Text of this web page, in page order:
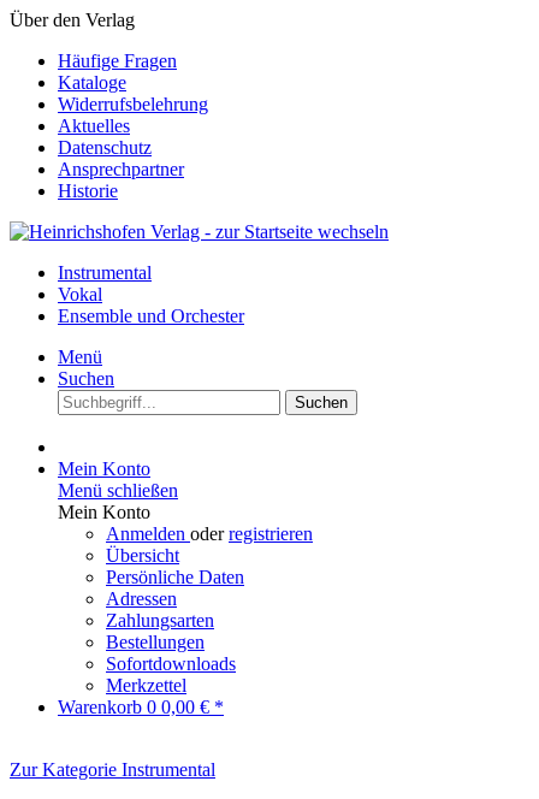
Über den Verlag
Häufige Fragen
Kataloge
Widerrufsbelehrung
Aktuelles
Datenschutz
Ansprechpartner
Historie
Instrumental
Vokal
Ensemble und Orchester
Menü
Suchen
Suchen
Mein Konto
Menü schließen
Mein Konto
Anmelden oderregistrieren
Übersicht
Persönliche Daten
Adressen
Zahlungsarten
Bestellungen
Sofortdownloads
Merkzettel
Warenkorb 0 0,00 € *
Zur Kategorie Instrumental